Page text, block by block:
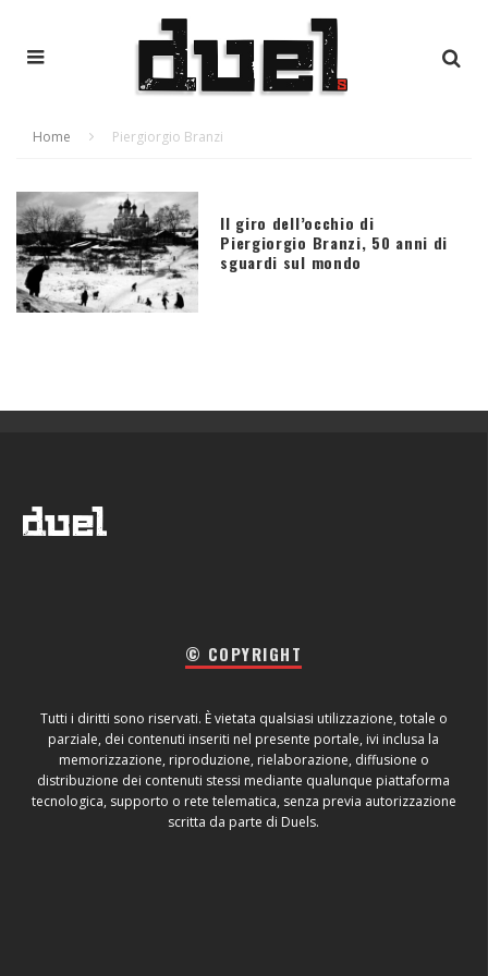
Home Piergiorgio Branzi
Il giro dell’occhio di
Piergiorgio Branzi, 50 anni di
sguardi sul mondo
© COPYRIGHT
Tutti i diritti sono riservati. È vietata qualsiasi utilizzazione, totale o
parziale, dei contenuti inseriti nel presente portale, ivi inclusa la
memorizzazione, riproduzione, rielaborazione, diffusione o
distribuzione dei contenuti stessi mediante qualunque piattaforma
tecnologica, supporto o rete telematica, senza previa autorizzazione
scritta da parte di Duels.